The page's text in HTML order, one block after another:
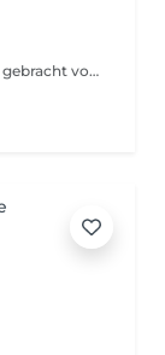
Wenkbrauwen worden professioneel in model gebracht voor een verzorgde en natuurlijke uitstraling. Dit kan ook met soort tangetje gedaan worden.